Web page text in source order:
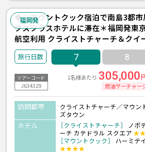
福岡発
◆◇マウントクック宿泊で南島3都
クスクラスホテルに滞在＊福岡発東
航空利用 クライストチャーチ＆クイ
間
7 8
ツアーコード
J634329
1名様あたり 305,000
燃油サーチャー
訪問都市
クライストチャーチ／マウン
ズタウン
ホテル ［クライストチャーチ］
ノボ
ーチ カテドラル スクエア
［マウントクック］
ハーミテ
★★★★